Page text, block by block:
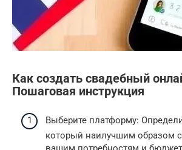
Как создать свадебный
Пошаговая инструкция
Выберите платформу:
который наилучшим образом